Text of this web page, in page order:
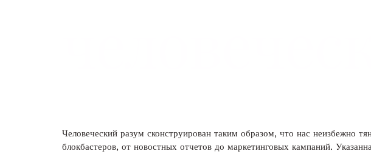
Человеческий разум сконструирован таким образом, что нас
блокбастеров, от новостных отчетов до маркетинговых кампаний.